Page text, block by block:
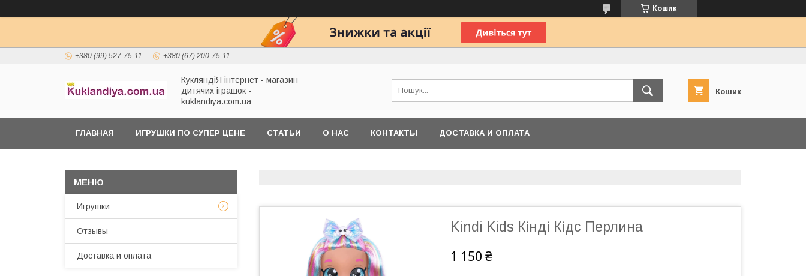
Кошик
+380 (99) 527-75-11 +380 (67) 200-75-11
КукляндіЯ інтернет - магазин
дитячих іграшок -
kuklandiya.com.ua
Кошик
ГЛАВНАЯ ИГРУШКИ ПО СУПЕР ЦЕНЕ СТАТЬИ О НАС КОНТАКТЫ ДОСТАВКА И ОПЛАТА
Kindi Kids Кінді Кідс Перлина
1 150 ₴
Игрушки
Отзывы
Доставка и оплата